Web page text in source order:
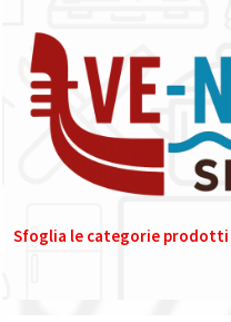
alla
navigazione
contenuto
Sfoglia le categorie prodotti